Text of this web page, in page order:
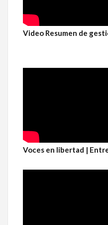
Video Resumen de
Voces en libertad |